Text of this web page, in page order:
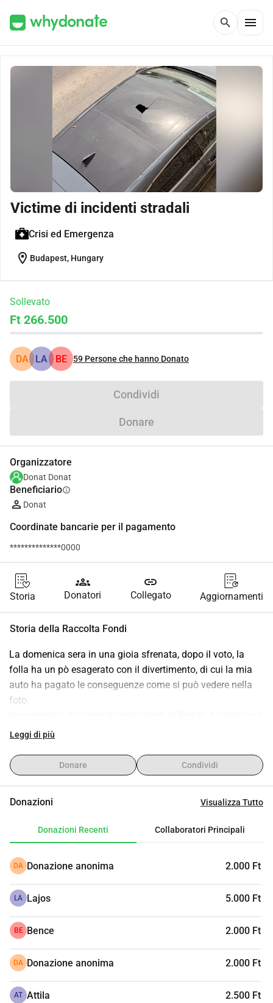
search menu
Victime di incidenti stradali
Crisi ed Emergenza
location_on Budapest, Hungary
Sollevato
Ft 266.500
DA LA BE 59 Persone che hanno Donato
Condividi
Donare
Organizzatore
Donat Donat
Beneficiarioinfo
Donat
Coordinate bancarie per il pagamento
**************0000
Storia
groups
Donatori
link
Collegato Aggiornamenti
Storia della Raccolta Fondi
La domenica sera in una gioia sfrenata, dopo il voto, la
folla ha un pò esagerato con il divertimento, di cui la mia
auto ha pagato le conseguenze come si può vedere nella
foto.
cosa del genere, grazie di cuore a ogni singolo forint!
l'offerta più economica che ho ricevuto.
Storia completa:
Grazie in futuro a tutti!
Leggi di più
Donare Condividi
Donazioni Visualizza Tutto
Donazioni Recenti Collaboratori Principali
DA Donazione anonima 2.000 Ft
LA Lajos 5.000 Ft
BE Bence 2.000 Ft
DA Donazione anonima 2.000 Ft
AT Attila 2.500 Ft